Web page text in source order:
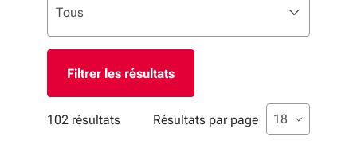
Tous
Filtres appliqués
102 résultats Résultats par page Liste de
sélectionné
18